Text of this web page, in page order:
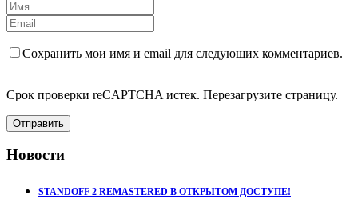
Сохранить мои имя и email для следующих комментариев.
Срок проверки reCAPTCHA истек. Перезагрузите страницу.
Отправить
Новости
STANDOFF 2 REMASTERED В ОТКРЫТОМ ДОСТУПЕ!